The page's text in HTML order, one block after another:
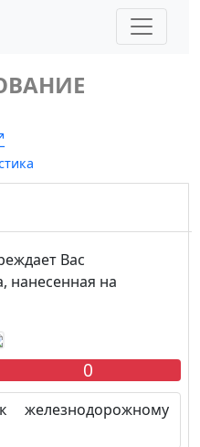
Вас
нанесенная на
0